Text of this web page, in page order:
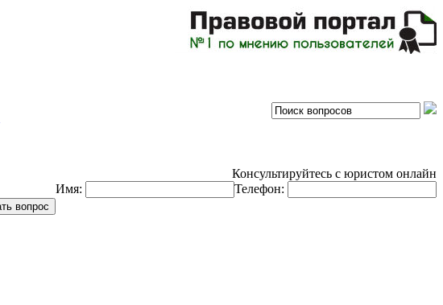
Консультируйтесь с юристом онлайн
Имя:
Телефон: